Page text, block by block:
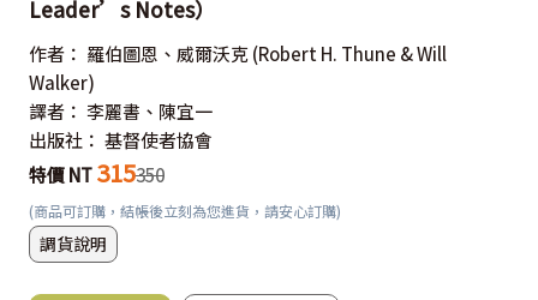
Leader’s Notes）
作者： 羅伯圖恩、威爾沃克 (Robert H. Thune & Will
Walker)
譯者： 李麗書、陳宜一
出版社： 基督使者協會
特價 NT 315350
(商品可訂購，結帳後立刻為您進貨，請安心訂購)
調貨說明